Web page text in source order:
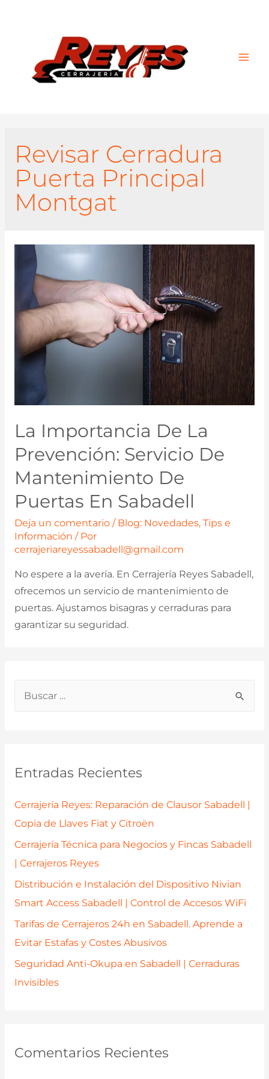
p
o
:
Entradas Recientes
Cerrajería Reyes: Reparación de Clausor Sabadell |
Copia de Llaves Fiat y Citroën
Cerrajería Técnica para Negocios y Fincas Sabadell
| Cerrajeros Reyes
Distribución e Instalación del Dispositivo Nivian
Smart Access Sabadell | Control de Accesos WiFi
Tarifas de Cerrajeros 24h en Sabadell. Aprende a
Evitar Estafas y Costes Abusivos
Seguridad Anti-Okupa en Sabadell | Cerraduras
Invisibles
Comentarios Recientes
Revisar Cerradura
Puerta Principal
Montgat
La Importancia De La
Prevención: Servicio De
Mantenimiento De
Puertas En Sabadell
Deja un comentario / Blog: Novedades, Tips e
Información / Por
cerrajeriareyessabadell@gmail.com
No espere a la avería. En Cerrajería Reyes Sabadell,
ofrecemos un servicio de mantenimiento de
puertas. Ajustamos bisagras y cerraduras para
garantizar su seguridad.